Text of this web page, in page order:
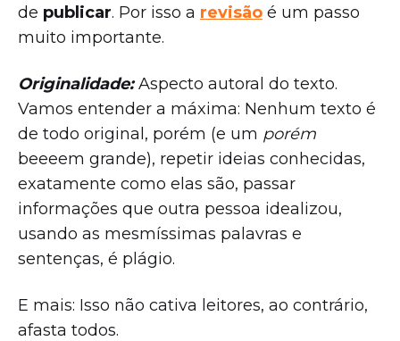
de publicar. Por isso a revisão é um passo
muito importante.
Originalidade:Aspecto autoral do texto.
Vamos entender a máxima: Nenhum texto é
de todo original, porém (e um porém
beeeem grande), repetir ideias conhecidas,
exatamente como elas são, passar
informações que outra pessoa idealizou,
usando as mesmíssimas palavras e
sentenças, é plágio.
E mais: Isso não cativa leitores, ao contrário,
afasta todos.